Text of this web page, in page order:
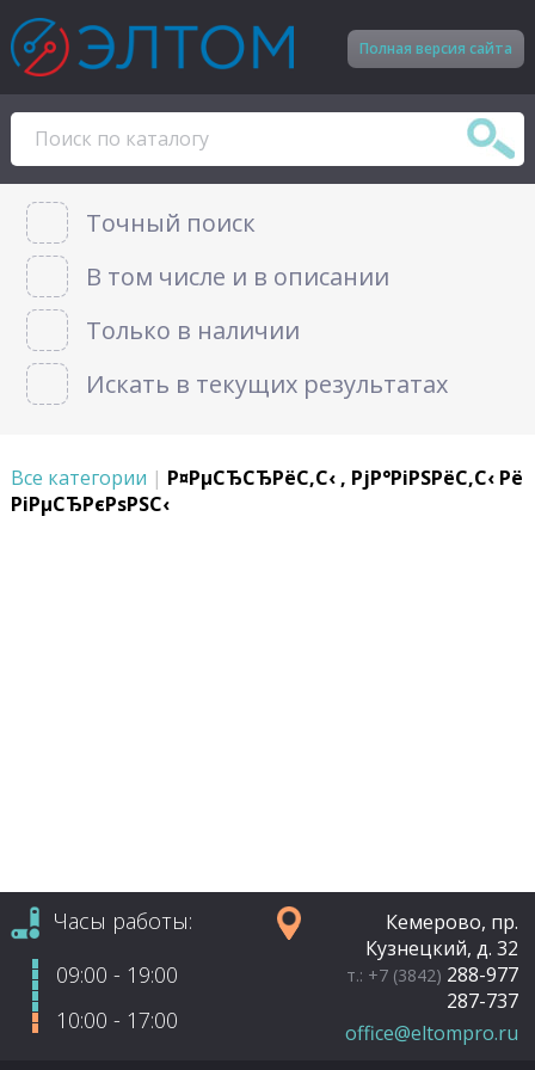
Полная версия сайта
Точный поиск
В том числе и в описании
Только в наличии
Искать в текущих результатах
Все категории | Р¤РµСЂСЂРёС‚С‹ , РјР°РіРЅРёС‚С‹ Рё
РіРµСЂРєРѕРЅС‹
Часы работы:
09:00 - 19:00
10:00 - 17:00
Кемерово, пр.
Кузнецкий, д. 32
т.: +7 (3842) 288-977
287-737
office@eltompro.ru